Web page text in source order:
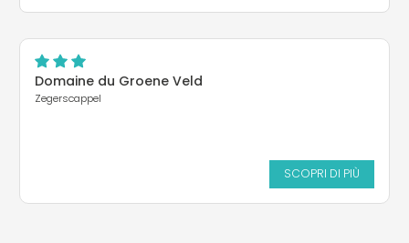
Domaine du Groene Veld
Zegerscappel
SCOPRI DI PIÙ